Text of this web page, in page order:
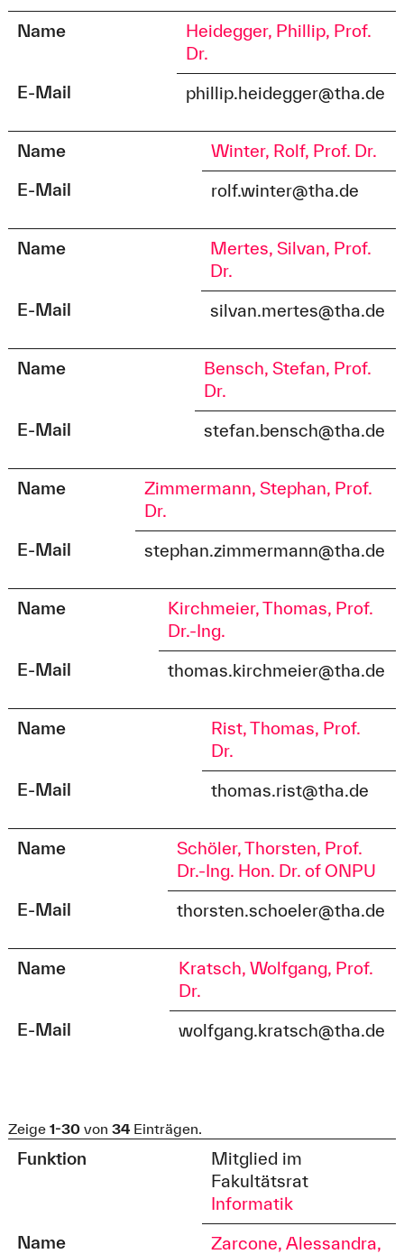
Name
Heidegger, Phillip, Prof.
Dr.
E-Mail
phillip.heidegger@tha.de
Name
Winter, Rolf, Prof. Dr.
E-Mail
rolf.winter@tha.de
Name
Mertes, Silvan, Prof.
Dr.
E-Mail
silvan.mertes@tha.de
Name
Bensch, Stefan, Prof.
Dr.
E-Mail
stefan.bensch@tha.de
Name
Zimmermann, Stephan, Prof.
Dr.
E-Mail
stephan.zimmermann@tha.de
Name
Kirchmeier, Thomas, Prof.
Dr.-Ing.
E-Mail
thomas.kirchmeier@tha.de
Name
Rist, Thomas, Prof.
Dr.
E-Mail
thomas.rist@tha.de
Name
Schöler, Thorsten, Prof.
Dr.-Ing. Hon. Dr. of ONPU
E-Mail
thorsten.schoeler@tha.de
Name
Kratsch, Wolfgang, Prof.
Dr.
E-Mail
wolfgang.kratsch@tha.de
Zeige 1-30von 34Einträgen.
Funktion
Mitglied im
Fakultätsrat
Informatik
Name
Zarcone, Alessandra,